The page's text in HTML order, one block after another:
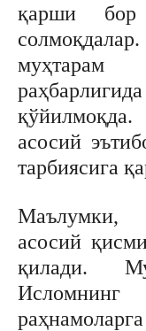
қарши бор
асосий
тарбиясига
Маълумки,
асосий
қилади.